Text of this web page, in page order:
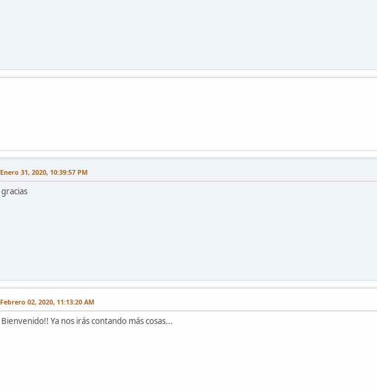
Enero 31, 2020, 10:39:57 PM
gracias
Febrero 02, 2020, 11:13:20 AM
Bienvenido!! Ya nos irás contando más cosas...